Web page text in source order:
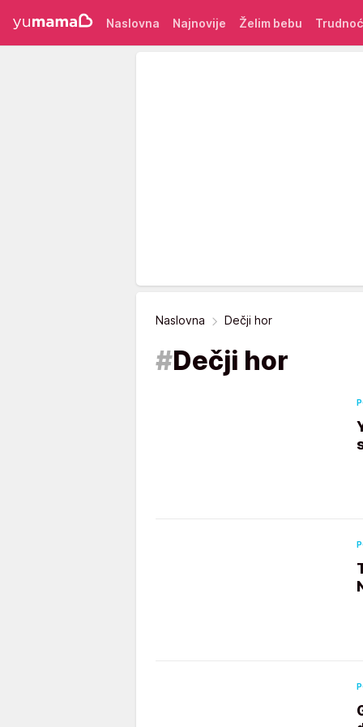
Naslovna Najnovije Želim bebu
Naslovna Dečji hor
#Dečji hor